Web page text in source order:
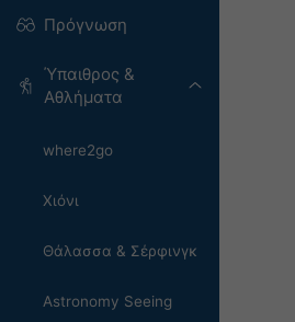
Πρόγνωση
Ύπαιθρος &
Αθλήματα
where2go
Χιόνι
Θάλασσα & Σέρφινγκ
Astronomy Seeing